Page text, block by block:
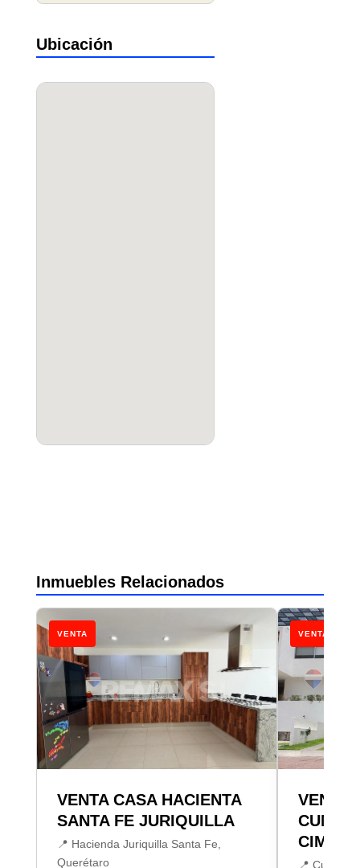
Ubicación
Inmuebles Relacionados
VENTA
VENTA CASA HACIENTA
SANTA FE JURIQUILLA
📍 Hacienda Juriquilla Santa Fe,
Querétaro
VENTA
VENTA
📍